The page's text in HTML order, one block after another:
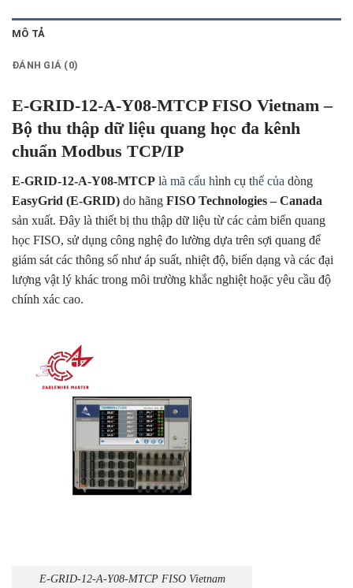
MÔ TẢ
ĐÁNH GIÁ (0)
E-GRID-12-A-Y08-MTCP FISO Vietnam –
Bộ thu thập dữ liệu quang học đa kênh
chuẩn Modbus TCP/IP
E-GRID-12-A-Y08-MTCP là mã cấu hình cụ thể của dòng
EasyGrid (E-GRID) do hãng FISO Technologies – Canada
sản xuất. Đây là thiết bị thu thập dữ liệu từ các cảm biến quang
học FISO, sử dụng công nghệ đo lường dựa trên sợi quang để
giám sát các thông số như áp suất, nhiệt độ, biến dạng và các đại
lượng vật lý khác trong môi trường khắc nghiệt hoặc yêu cầu độ
chính xác cao.
E-GRID-12-A-Y08-MTCP FISO Vietnam